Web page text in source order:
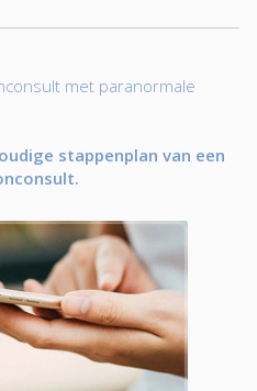
met paranormale
stappenplan van een